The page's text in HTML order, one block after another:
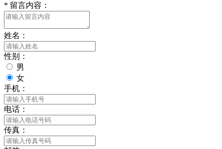
* 留言内容：
姓名：
性别：
男
女
手机：
电话：
传真：